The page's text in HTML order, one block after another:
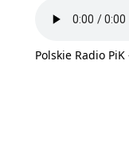
Polskie Radio